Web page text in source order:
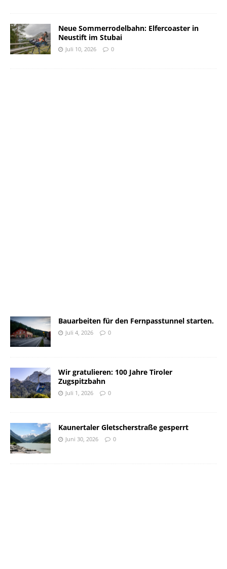
Neue Sommerrodelbahn: Elfercoaster in
Neustift im Stubai
Juli 10, 2026 0
Bauarbeiten für den Fernpasstunnel starten.
Juli 4, 2026 0
Wir gratulieren: 100 Jahre Tiroler
Zugspitzbahn
Juli 1, 2026 0
Kaunertaler Gletscherstraße gesperrt
Juni 30, 2026 0